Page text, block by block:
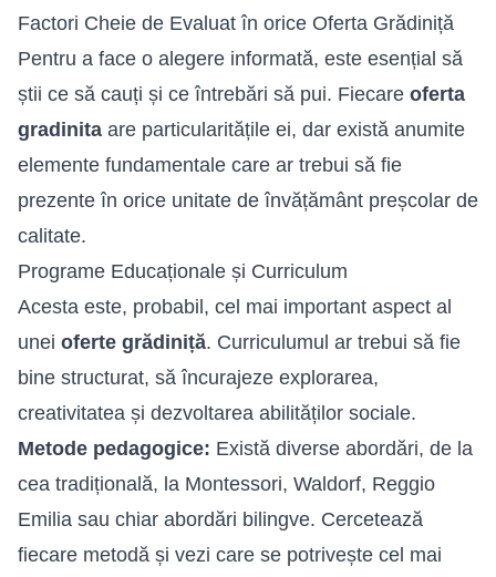
Factori Cheie de Evaluat în orice Oferta Grădiniță
Pentru a face o alegere informată, este esențial să
știi ce să cauți și ce întrebări să pui. Fiecare oferta
gradinita are particularitățile ei, dar există anumite
elemente fundamentale care ar trebui să fie
prezente în orice unitate de învățământ preșcolar de
calitate.
Programe Educaționale și Curriculum
Acesta este, probabil, cel mai important aspect al
unei oferte grădiniță. Curriculumul ar trebui să fie
bine structurat, să încurajeze explorarea,
creativitatea și dezvoltarea abilităților sociale.
Metode pedagogice: Există diverse abordări, de la
cea tradițională, la Montessori, Waldorf, Reggio
Emilia sau chiar abordări bilingve. Cercetează
fiecare metodă și vezi care se potrivește cel mai